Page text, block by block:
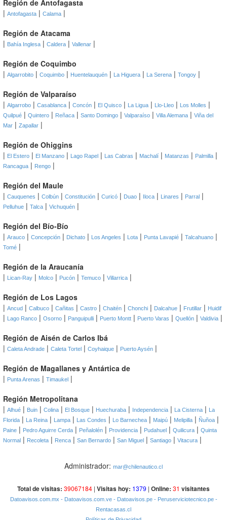
Región de Antofagasta
| Antofagasta | Calama |
Región de Atacama
| Bahía Inglesa | Caldera | Vallenar |
Región de Coquimbo
| Algarrobito | Coquimbo | Huentelauquén | La Higuera | La Serena | Tongoy |
Región de Valparaíso
| Algarrobo | Casablanca | Concón | El Quisco | La Ligua | Llo-Lleo | Los Molles |
Quilpué | Quintero | Reñaca | Santo Domingo | Valparaíso | Villa Alemana | Viña del
Mar | Zapallar |
Región de Ohiggins
| El Estero | El Manzano | Lago Rapel | Las Cabras | Machalí | Matanzas | Palmilla |
Rancagua | Rengo |
Región del Maule
| Cauquenes | Colbún | Constitución | Curicó | Duao | Iloca | Linares | Parral |
Pelluhue | Talca | Vichuquén |
Región del Bío-Bío
| Arauco | Concepción | Dichato | Los Angeles | Lota | Punta Lavapié | Talcahuano |
Tomé |
Región de la Araucanía
| Lican-Ray | Molco | Pucón | Temuco | Villarrica |
Región de Los Lagos
| Ancud | Calbuco | Cañitas | Castro | Chaitén | Chonchi | Dalcahue | Frutillar | Huidif
| Lago Ranco | Osorno | Panguipulli | Puerto Montt | Puerto Varas | Quellón | Valdivia |
Región de Aisén de Carlos Ibá
| Caleta Andrade | Caleta Tortel | Coyhaique | Puerto Aysén |
Región de Magallanes y Antártica de
| Punta Arenas | Timaukel |
Región Metropolitana
| Alhué | Buin | Colina | El Bosque | Huechuraba | Independencia | La Cisterna | La
Florida | La Reina | Lampa | Las Condes | Lo Barnechea | Maipú | Melipilla | Ñuñoa |
Paine | Pedro Aguirre Cerda | Peñalolén | Providencia | Pudahuel | Quilicura | Quinta
Normal | Recoleta | Renca | San Bernardo | San Miguel | Santiago | Vitacura |
Administrador: mar@chilenautico.cl
Total de visitas: 39067184 | Visitas hoy: 1379 | Online: 31 visitantes
Datoavisos.com.mx - Datoavisos.com.ve- Datoavisos.pe- Peruserviciotecnico.pe-
Rentacasas.cl